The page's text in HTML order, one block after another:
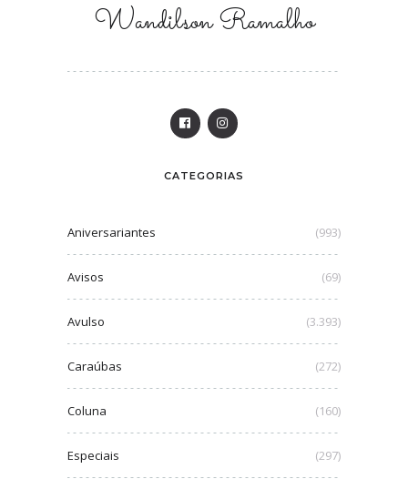
Wandilson Ramalho
CATEGORIAS
Aniversariantes (993)
Avisos (69)
Avulso (3.393)
Caraúbas (272)
Coluna (160)
Especiais (297)